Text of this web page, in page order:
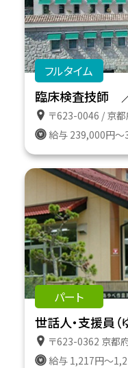
フルタイム
臨床検査技師
〒623-0046 / 京都府綾部市大島
給与 239,000円
パート
世話人・支援員（
〒623-0362 京都府綾部市物部町岸田７ グ
給与 1,217円～